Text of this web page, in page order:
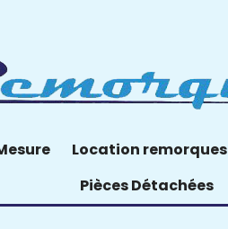
Location remorques
Pièces Détachées